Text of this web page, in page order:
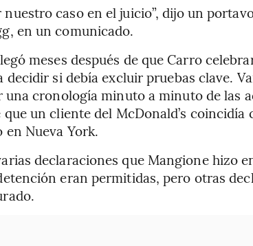
nuestro caso en el juicio”, dijo un
en un comunicado.
meses después de que Carro
decidir si debía excluir pruebas clave.
cronología minuto a minuto de las
un cliente del McDonald’s coincidía
Nueva York.
declaraciones que Mangione hizo
eran permitidas, pero otras